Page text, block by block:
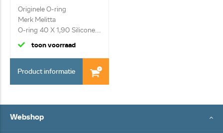
Originele O-ring
Merk Melitta
O-ring 40 X 1,90 Silicone...
toon voorraad
Product informatie
Webshop